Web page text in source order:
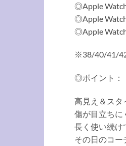
◎Apple
◎Apple
◎Apple
※38/40/41/
◎ポイント：
高見え＆スタ
傷が目立ちに
長く使い続け
その日のコー